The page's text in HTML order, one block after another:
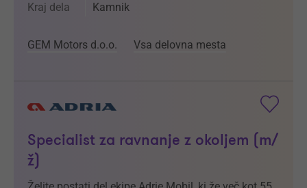
Kraj dela Kamnik
GEM Motors d.o.o. Vsa delovna mesta
Specialist za ravnanje z okoljem (m/
ž)